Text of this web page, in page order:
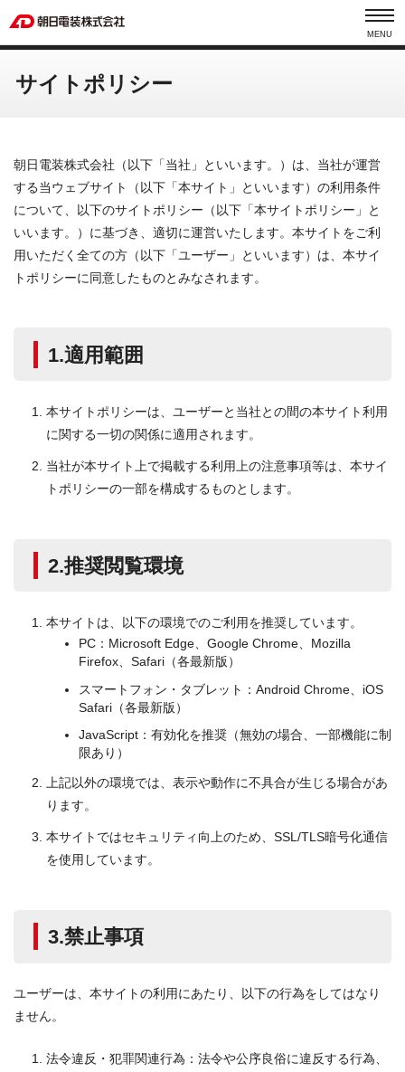
MENU
サイトポリシー
朝日電装株式会社（以下「当社」といいます。）は、当社が運営
する当ウェブサイト（以下「本サイト」といいます）の利用条件
について、以下のサイトポリシー（以下「本サイトポリシー」と
いいます。）に基づき、適切に運営いたします。本サイトをご利
用いただく全ての方（以下「ユーザー」といいます）は、本サイ
トポリシーに同意したものとみなされます。
1.適用範囲
本サイトポリシーは、ユーザーと当社との間の本サイト利用
に関する一切の関係に適用されます。
当社が本サイト上で掲載する利用上の注意事項等は、本サイ
トポリシーの一部を構成するものとします。
2.推奨閲覧環境
本サイトは、以下の環境でのご利用を推奨しています。
PC：Microsoft Edge、Google Chrome、Mozilla
Firefox、Safari（各最新版）
スマートフォン・タブレット：Android Chrome、iOS
Safari（各最新版）
JavaScript：有効化を推奨（無効の場合、一部機能に制
限あり）
上記以外の環境では、表示や動作に不具合が生じる場合があ
ります。
本サイトではセキュリティ向上のため、SSL/TLS暗号化通信
を使用しています。
3.禁止事項
ユーザーは、本サイトの利用にあたり、以下の行為をしてはなり
ません。
法令違反・犯罪関連行為：法令や公序良俗に違反する行為、